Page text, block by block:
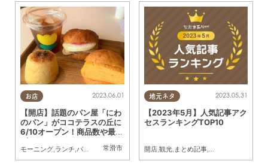
お店
常滑市
2023.06.01
【開店】話題のパン屋「にわ
のパン」がココテラスの丘に
6/10オープン！商品数や最新
ビジュアルは！？
モーニング ランチ パン カフェ,スイーツ テイクアウト ,開店,親子
地元ネタ 2023.05.31
【2023年5月】人気記事アク
セスランキングTOP10
開店, 観光, まとめ記事,